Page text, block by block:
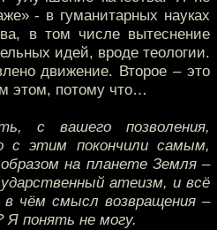
- в гуманитарных науках
в том числе вытеснение
идей, вроде теологии.
движение. Второе – это
этом, потому что…
с вашего позволения,
с этим покончили самым,
на планете Земля –
атеизм, и всё
чём смысл возвращения –
понять не могу.